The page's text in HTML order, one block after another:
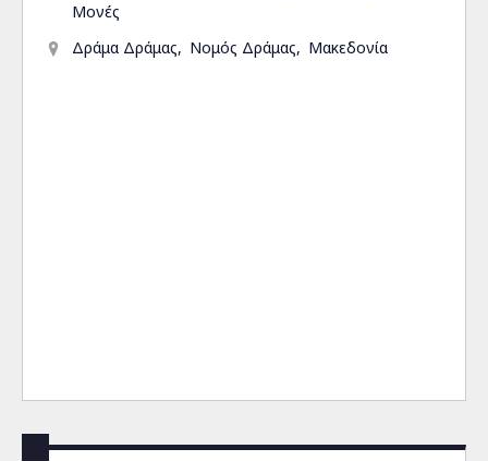
Μονές
Δράμα Δράμας
Νομός Δράμας Μακεδονία